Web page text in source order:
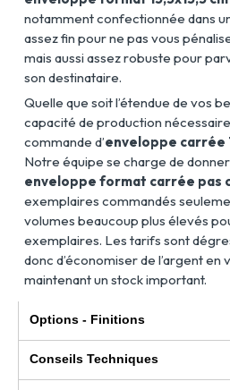
notamment confectionnée dans
assez fin pour ne pas vous
mais aussi assez robuste pour
son destinataire.
Quelle que soit l’étendue de vos
capacité de production
commande d’enveloppe carrée
Notre équipe se charge de
enveloppe format carrée pas
exemplaires commandés
volumes beaucoup plus élevés
exemplaires. Les tarifs sont
donc d’économiser de l’argent en
maintenant un stock important.
Options - Finitions
Conseils Techniques